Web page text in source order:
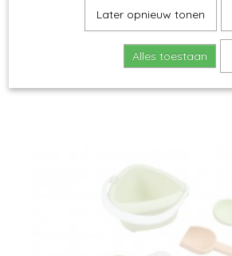
Later opnieuw tonen
Alles toestaan